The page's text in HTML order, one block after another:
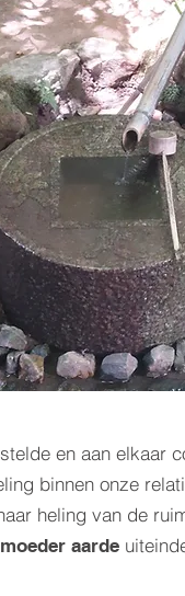
en aan elkaar
binnen onze
heling van de
aarde